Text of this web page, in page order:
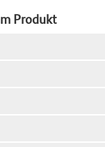
Produkt